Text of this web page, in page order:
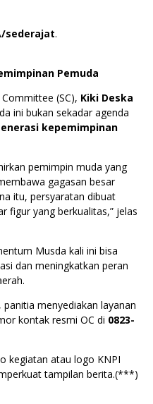
sederajat.
Pemuda
(SC), Kiki Deska
ini bukan sekadar agenda
kepemimpinan
pemimpin muda yang
gagasan besar
itu, persyaratan dibuat
figur yang berkualitas,” jelas
Musda kali ini bisa
dan meningkatkan peran
menyediakan layanan
kontak resmi OC di 0823-
kegiatan atau logo KNPI
tampilan berita.(***)